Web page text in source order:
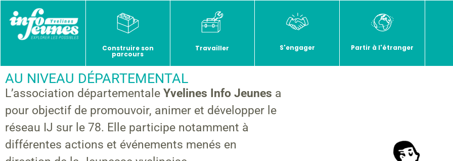
Construire son
parcours
Travailler S'engager Partir à l'étranger
AU NIVEAU DÉPARTEMENTAL
L’association départementale Yvelines Info Jeunes a
pour objectif de promouvoir, animer et développer le
réseau IJ sur le 78. Elle participe notamment à
différentes actions et événements menés en